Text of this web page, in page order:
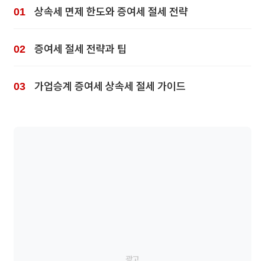
상속세 면제 한도와 증여세 절세 전략
증여세 절세 전략과 팁
가업승계 증여세 상속세 절세 가이드